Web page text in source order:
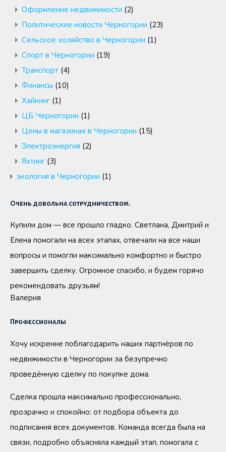
Оформление недвижимости (2)
Политические новости Черногории (23)
Сельское хозяйство в Черногории (1)
Спорт в Черногории (19)
Транспорт (4)
Финансы (10)
Хайкинг (1)
ЦБ Черногории (1)
Цены в магазинах в Черногории (15)
Электроэнергия (2)
Яхтинг (3)
экология в Черногории (1)
Очень довольна сотрудничеством.
Купили дом — все прошло гладко. Светлана, Дмитрий и
Елена помогали на всех этапах, отвечали на все наши
вопросы и помогли максимально комфортно и быстро
завершить сделку. Огромное спасибо, и будем горячо
рекомендовать друзьям!
Валерия
Профессионалы
Хочу искренне поблагодарить наших партнёров по
недвижимости в Черногории за безупречно
проведённую сделку по покупке дома.
Сделка прошла максимально профессионально,
прозрачно и спокойно: от подбора объекта до
подписания всех документов. Команда всегда была на
связи, подробно объясняла каждый этап, помогала с